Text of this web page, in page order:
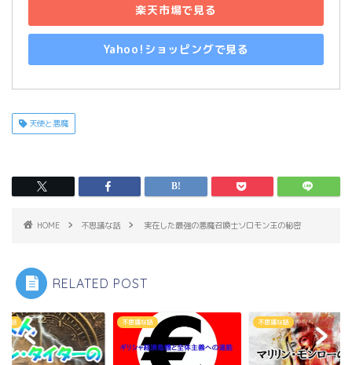
楽天市場で見る
Yahoo!ショッピングで見る
天使と悪魔
HOME 不思議な話 実在した最強の悪魔召喚士ソロモン王の秘密
RELATED POST
な話 不思議な話 不思議な話